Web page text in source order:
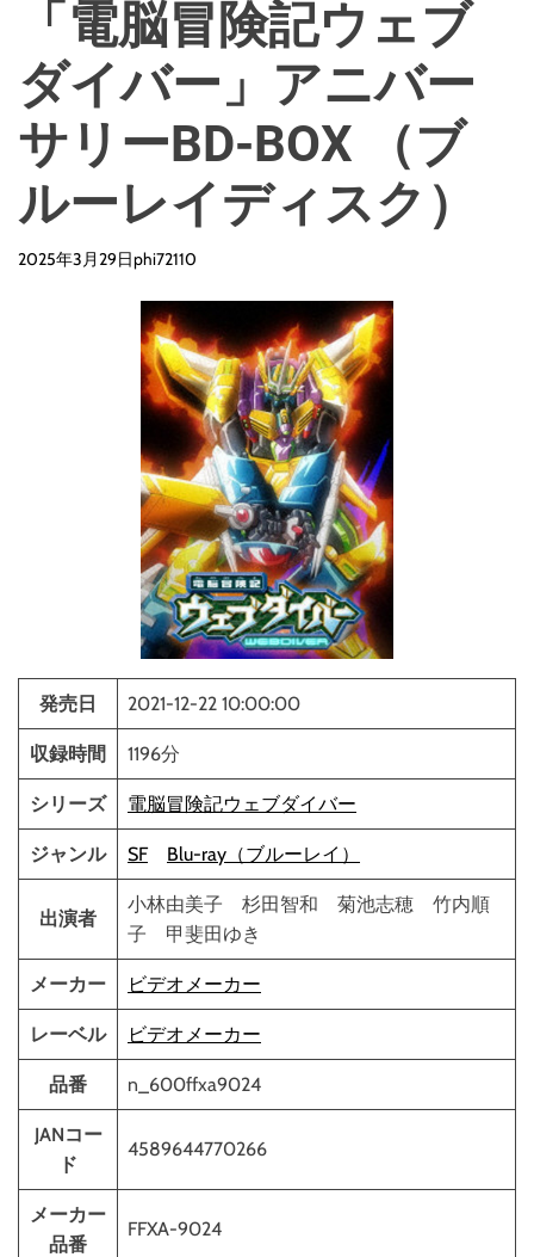
「電脳冒険記ウェブ
ダイバー」アニバー
サリーBD-BOX （ブ
ルーレイディスク）
2025年3月29日phi72110
発売日 2021-12-22 10:00:00
収録時間 1196分
シリーズ 電脳冒険記ウェブダイバー
ジャンル SF Blu-ray（ブルーレイ）
出演者
小林由美子 杉田智和 菊池志穂 竹内順
子 甲斐田ゆき
メーカー ビデオメーカー
レーベル ビデオメーカー
品番 n_600ffxa9024
JANコー
ド
4589644770266
メーカー
品番
FFXA-9024